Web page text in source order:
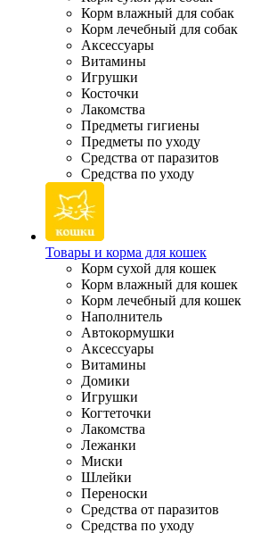
Корм влажный для собак
Корм лечебный для собак
Аксессуары
Витамины
Игрушки
Косточки
Лакомства
Предметы гигиены
Предметы по уходу
Средства от паразитов
Средства по уходу
Товары и корма для кошек
Корм сухой для кошек
Корм влажный для кошек
Корм лечебный для кошек
Наполнитель
Автокормушки
Аксессуары
Витамины
Домики
Игрушки
Когтеточки
Лакомства
Лежанки
Миски
Шлейки
Переноски
Средства от паразитов
Средства по уходу